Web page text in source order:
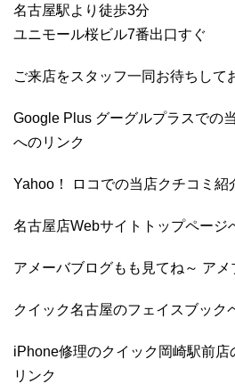
名古屋駅より徒歩3分
ユニモール桜ビル7番出口すぐ
ご来店をスタッフ一同お待ちして
Google Plus グーグルプラスでの
へのリンク
Yahoo！ ロコでの当店クチコミ紹
名古屋店Webサイトトップページ
アメーバブログもも見てね～ アメ
クイック名古屋のフェイスブック
iPhone修理のクイック岡崎駅前
リンク